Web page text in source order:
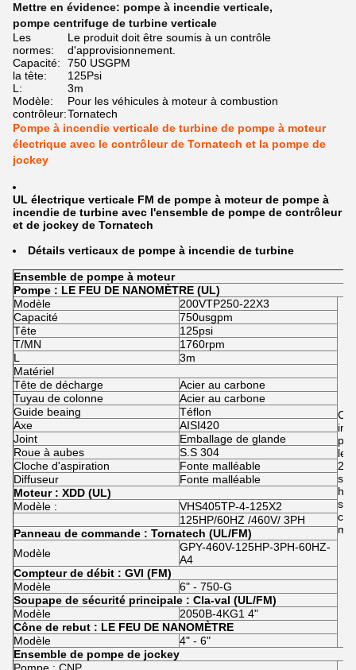
Mettre en évidence: pompe à incendie verticale,
pompe centrifuge de turbine verticale
Les
normes:
Le produit doit être soumis à un contrôle
d'approvisionnement.
Capacité:
750 USGPM
la tête:
125Psi
L:
3m
Modèle:
Pour les véhicules à moteur à combustion
contrôleur:Tornatech
Pompe à incendie verticale de turbine de pompe à moteur
électrique avec le contrôleur de Tornatech et la pompe de
jockey
UL électrique verticale FM de pompe à moteur de pompe à
incendie de turbine avec l'ensemble de pompe de contrôleur
et de jockey de Tornatech
Détails verticaux de pompe à incendie de turbine
Ensemble de pompe à moteur
Pompe : LE FEU DE NANOMÈTRE (UL)
Modèle
200VTP250-22X3
les
Capacité
750usgpm
Tête
125psi
T/MN
1760rpm
L
3m
Matériel
Tête de décharge
Acier au carbone
Tuyau de colonne
Acier au carbone
Guide beaing
Téflon
Axe
AISI420
Joint
Emballage de glande
Roue à aubes
S.S 304
Cloche d'aspiration
Fonte malléable
Diffuseur
Fonte malléable
Moteur : XDD (UL)
Modèle :
VHS405TP-4-125X2
125HP/60HZ /460V/ 3PH
Panneau de commande : Tornatech (UL/FM)
Modèle
GPY-460V-125HP-3PH-60HZ-
A4
Compteur de débit : GVI (FM)
Modèle
6" - 750-G
Soupape de sécurité principale : Cla-val (UL/FM)
Modèle
2050B-4KG1 4"
Cône de rebut : LE FEU DE NANOMÈTRE
Modèle
4" - 6"
Ensemble de pompe de jockey